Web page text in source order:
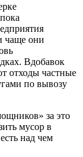
чаще они
Вдобавок
отходы частные
по вывозу
за это
мусор в
над чем